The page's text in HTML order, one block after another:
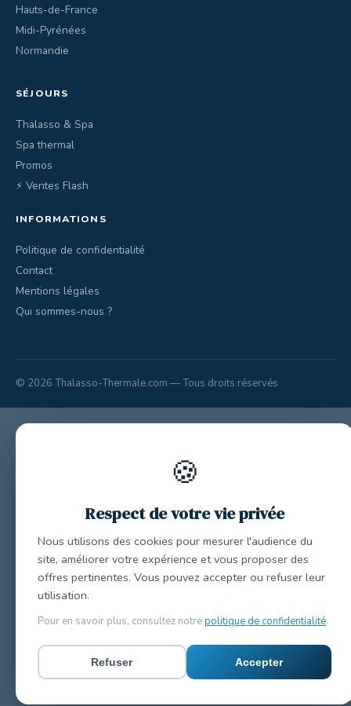
Hauts-de-France
Midi-Pyrénées
Normandie
SÉJOURS
Thalasso & Spa
Spa thermal
Promos
⚡ Ventes Flash
INFORMATIONS
Politique de confidentialité
Contact
Mentions légales
Qui sommes-nous ?
© 2026 Thalasso-Thermale.com — Tous droits réservés
🍪
Respect de votre vie privée
Nous utilisons des cookies pour mesurer l'audience du
site, améliorer votre expérience et vous proposer des
offres pertinentes. Vous pouvez accepter ou refuser leur
utilisation.
Pour en savoir plus, consultez notrepolitique de confidentialité.
Refuser Accepter